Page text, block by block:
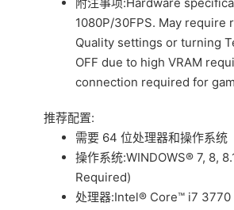
1080P/30FPS. May require
Quality settings or turning
OFF due to high VRAM
connection required for
推荐配置:
需要 64 位处理器和操作系统
操作系统:WINDOWS® 7, 8,
Required)
处理器:Intel® Core™ i7